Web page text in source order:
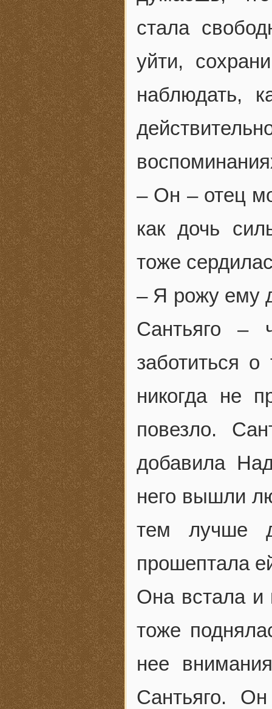
стала
уйти,
наблюдать,
– Он – отец
как дочь
тоже
– Я рожу ему
Сантьяго –
заботиться
никогда не
повезло.
добавила
него вышли
тем лучше
прошептала
Она встала и
тоже
нее
Сантьяго.